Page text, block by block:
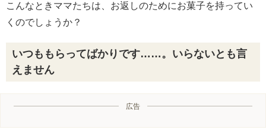
こんなときママたちは、お返しのためにお菓子を持ってい
くのでしょうか？
いつももらってばかりです……。いらないとも言
えません
広告